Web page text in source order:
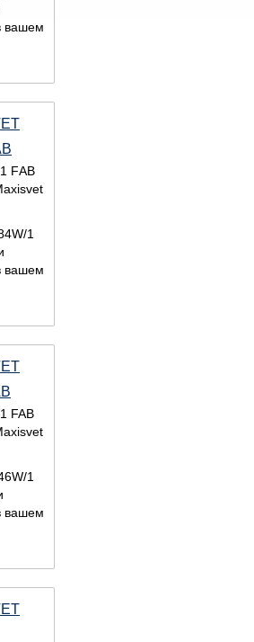
вашем
FАВ
1
вашем
FAB
1
вашем